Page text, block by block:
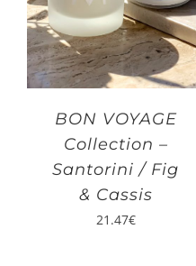
BON VOYAGE
Collection –
Santorini / Fig
& Cassis
21.47€